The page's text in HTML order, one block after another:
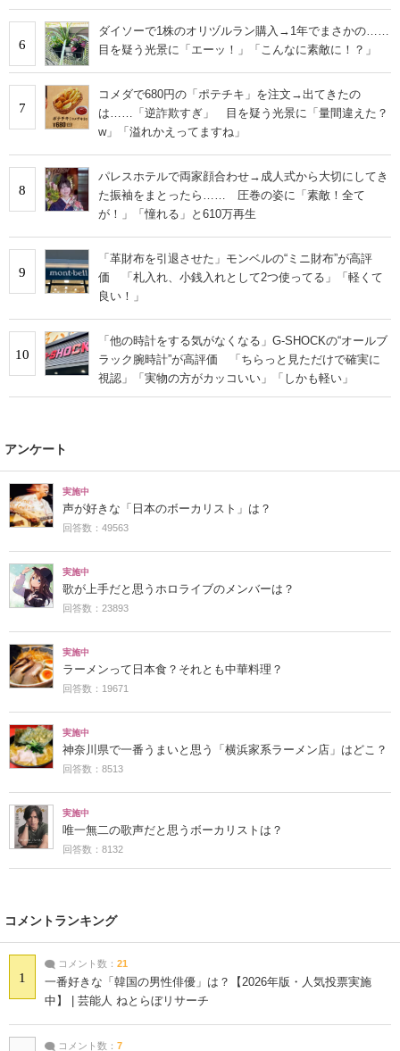
6
ダイソーで1株のオリヅルラン購入→1年でまさかの……
目を疑う光景に「エーッ！」「こんなに素敵に！？」
7
コメダで680円の「ポテチキ」を注文→出てきたの
は……「逆詐欺すぎ」 目を疑う光景に「量間違えた？
w」「溢れかえってますね」
8
パレスホテルで両家顔合わせ→成人式から大切にしてき
た振袖をまとったら…… 圧巻の姿に「素敵！全て
が！」「憧れる」と610万再生
9
「革財布を引退させた」モンベルの“ミニ財布”が高評
価 「札入れ、小銭入れとして2つ使ってる」「軽くて
良い！」
10
「他の時計をする気がなくなる」G-SHOCKの“オールブ
ラック腕時計”が高評価 「ちらっと見ただけで確実に
視認」「実物の方がカッコいい」「しかも軽い」
アンケート
実施中
声が好きな「日本のボーカリスト」は？
回答数：49563
実施中
歌が上手だと思うホロライブのメンバーは？
回答数：23893
実施中
ラーメンって日本食？それとも中華料理？
回答数：19671
実施中
神奈川県で一番うまいと思う「横浜家系ラーメン店」はどこ？
回答数：8513
実施中
唯一無二の歌声だと思うボーカリストは？
回答数：8132
コメントランキング
1
コメント数： 21
一番好きな「韓国の男性俳優」は？【2026年版・人気投票実施
中】 | 芸能人 ねとらぼリサーチ
コメント数： 7